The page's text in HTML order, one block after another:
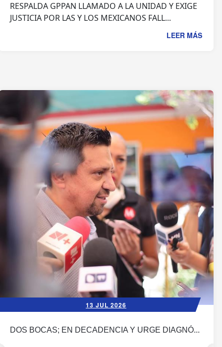
RESPALDA GPPAN LLAMADO A LA UNIDAD Y EXIGE
JUSTICIA POR LAS Y LOS MEXICANOS FALL...
LEER MÁS
13 JUL 2026
DOS BOCAS; EN DECADENCIA Y URGE DIAGNÓ...